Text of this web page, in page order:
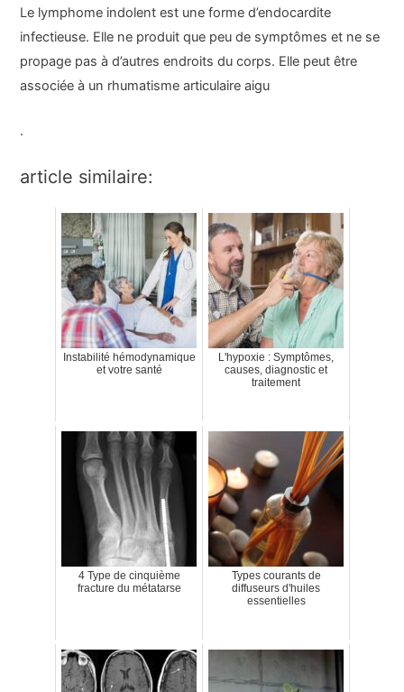
Le lymphome indolent est une forme d’endocardite
infectieuse. Elle ne produit que peu de symptômes et ne se
propage pas à d’autres endroits du corps. Elle peut être
associée à un rhumatisme articulaire aigu
.
article similaire:
Instabilité hémodynamique
et votre santé
L'hypoxie : Symptômes,
causes, diagnostic et
traitement
4 Type de cinquième
fracture du métatarse
Types courants de
diffuseurs d'huiles
essentielles